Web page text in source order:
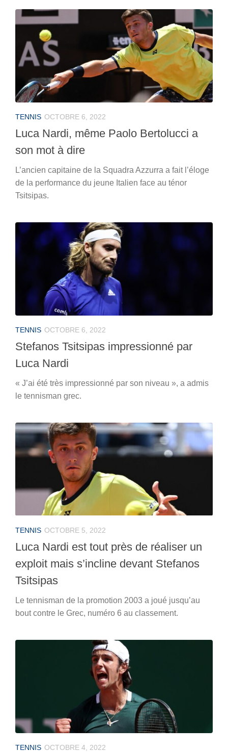
TENNIS OCTOBRE 6, 2022
Luca Nardi, même Paolo Bertolucci a
son mot à dire
L’ancien capitaine de la Squadra Azzurra a fait l’éloge
de la performance du jeune Italien face au ténor
Tsitsipas.
TENNIS OCTOBRE 6, 2022
Stefanos Tsitsipas impressionné par
Luca Nardi
« J’ai été très impressionné par son niveau », a admis
le tennisman grec.
TENNIS OCTOBRE 5, 2022
Luca Nardi est tout près de réaliser un
exploit mais s’incline devant Stefanos
Tsitsipas
Le tennisman de la promotion 2003 a joué jusqu’au
bout contre le Grec, numéro 6 au classement.
TENNIS OCTOBRE 4, 2022